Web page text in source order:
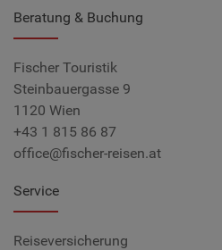
Beratung & Buchung
Fischer Touristik
Steinbauergasse 9
1120 Wien
+43 1 815 86 87
office@fischer-reisen.at
Service
Reiseversicherung